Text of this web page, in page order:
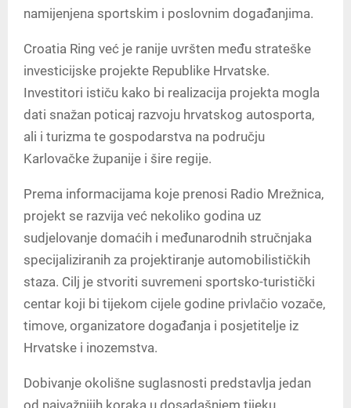
namijenjena sportskim i poslovnim događanjima.
Croatia Ring već je ranije uvršten među strateške
investicijske projekte Republike Hrvatske.
Investitori ističu kako bi realizacija projekta mogla
dati snažan poticaj razvoju hrvatskog autosporta,
ali i turizma te gospodarstva na području
Karlovačke županije i šire regije.
Prema informacijama koje prenosi Radio Mrežnica,
projekt se razvija već nekoliko godina uz
sudjelovanje domaćih i međunarodnih stručnjaka
specijaliziranih za projektiranje automobilističkih
staza. Cilj je stvoriti suvremeni sportsko-turistički
centar koji bi tijekom cijele godine privlačio vozače,
timove, organizatore događanja i posjetitelje iz
Hrvatske i inozemstva.
Dobivanje okolišne suglasnosti predstavlja jedan
od najvažnijih koraka u dosadašnjem tijeku